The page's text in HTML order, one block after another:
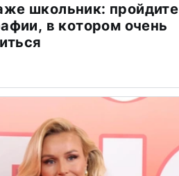
школьник: пройдите
в котором очень